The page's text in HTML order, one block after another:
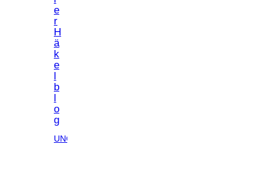
e
r
H
ä
k
e
b
o
g
UNCATEGORIZED